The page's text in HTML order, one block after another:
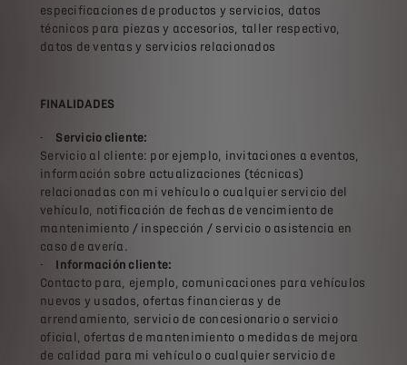
especificaciones de productos y servicios, datos
técnicos para piezas y accesorios, taller respectivo,
datos de ventas y servicios relacionados
FINALIDADES
- Servicio cliente:
Servicio al cliente: por ejemplo, invitaciones a eventos,
información sobre actualizaciones (técnicas)
relacionadas con mi vehículo o cualquier servicio del
vehículo, notificación de fechas de vencimiento de
mantenimiento / inspección / servicio o asistencia en
caso de avería.
- Información cliente:
Contacto para, ejemplo, comunicaciones para vehículos
nuevos y usados, ofertas financieras y de
arrendamiento, servicio de concesionario o servicio
oficial, ofertas de mantenimiento o medidas de mejora
de calidad para mi vehículo o cualquier servicio de